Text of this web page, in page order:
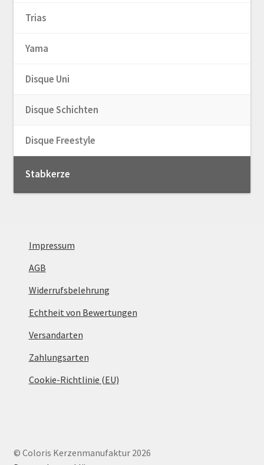
Trias
Yama
Disque Uni
Disque Schichten
Disque Freestyle
Stabkerze
Impressum
AGB
Widerrufsbelehrung
Echtheit von Bewertungen
Versandarten
Zahlungsarten
Cookie-Richtlinie (EU)
© Coloris Kerzenmanufaktur 2026